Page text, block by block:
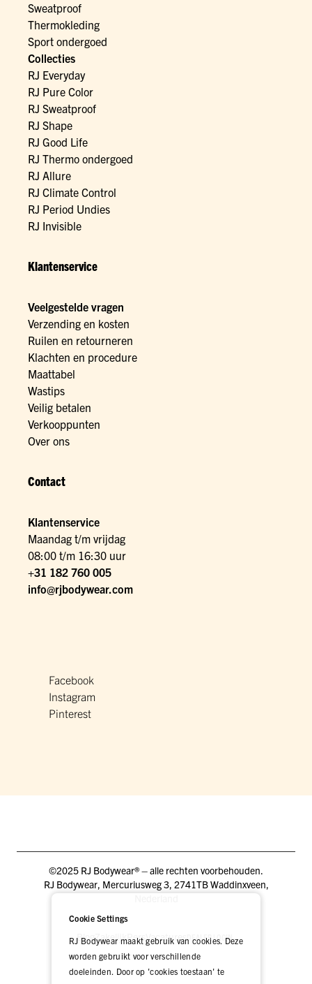
Sweatproof
Thermokleding
Sport ondergoed
Collecties
RJ Everyday
RJ Pure Color
RJ Sweatproof
RJ Shape
RJ Good Life
RJ Thermo ondergoed
RJ Allure
RJ Climate Control
RJ Period Undies
RJ Invisible
Klantenservice
Veelgestelde vragen
Verzending en kosten
Ruilen en retourneren
Klachten en procedure
Maattabel
Wastips
Veilig betalen
Verkooppunten
Over ons
Contact
Klantenservice
Maandag t/m vrijdag
08:00 t/m 16:30 uur
+31 182 760 005
info@rjbodywear.com
Facebook
Instagram
Pinterest
©2025 RJ Bodywear® – alle rechten voorbehouden.
RJ Bodywear, Mercuriusweg 3, 2741TB Waddinxveen,
BlogZakelijkPers VacaturesDEALER LOGIN
Cookie Settings
RJ Bodywear maakt gebruik van cookies. Deze
worden gebruikt voor verschillende
doeleinden. Door op 'cookies toestaan' te